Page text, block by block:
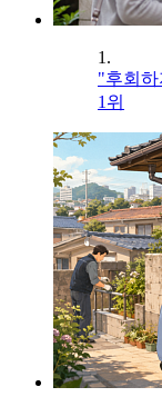
1.
"후회하
1위